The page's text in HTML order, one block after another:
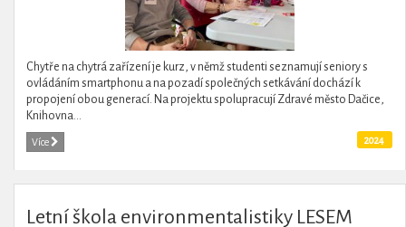
Chytře na chytrá zařízení je kurz, v němž studenti seznamují seniory s
ovládáním smartphonu a na pozadí společných setkávání dochází k
propojení obou generací. Na projektu spolupracují Zdravé město Dačice,
Knihovna...
Více 2024
Letní škola environmentalistiky LESEM